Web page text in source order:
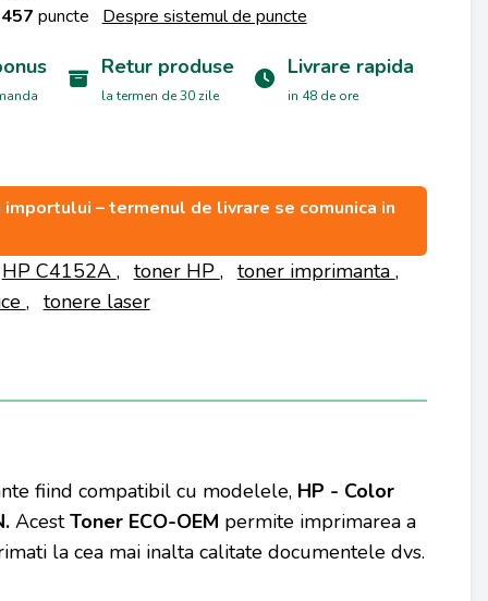
457 puncte Despre sistemul de puncte
Retur produse
la termen de 30 zile
Livrare rapida
in 48 de ore
– termenul de livrare se comunica in
HP C4152A , toner HP , toner imprimanta ,
, tonere laser
fiind compatibil cu modelele, HP - Color
AcestToner ECO-OEM permite imprimarea a
la cea mai inalta calitate documentele dvs.